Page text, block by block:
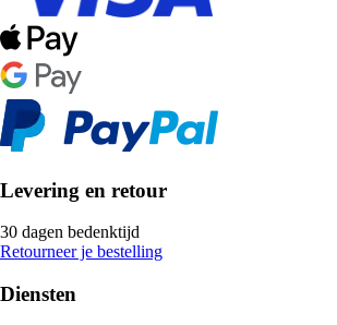
Levering en retour
30 dagen bedenktijd
Retourneer je bestelling
Diensten